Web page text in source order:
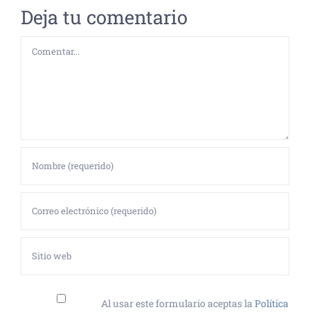
Deja tu comentario
Comentar
Al usar este formulario aceptas la Política